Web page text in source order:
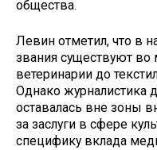
общества.
Левин отметил, что в
звания существуют во
ветеринарии до
Однако журналистика
оставалась вне зоны
за заслуги в сфере
специфику вклада